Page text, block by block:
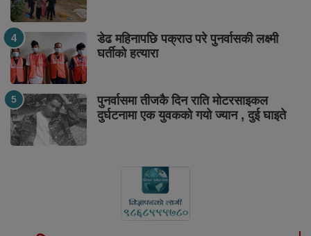
डेढ महिनापछि पक्राउ परे पुनर्वासकी लक्ष्मी
घर्तीको हत्यारा
पुनर्वासमा तीजकै दिन राति मोटरसाइकल
दुर्घटनामा एक युवकको गयो ज्यान , दुई घाइते